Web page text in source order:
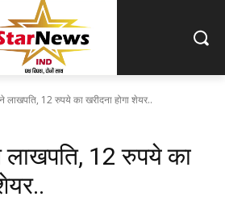
लाखपति, 12 रुपये का खरीदना होगा शेयर..
12 रुपये का